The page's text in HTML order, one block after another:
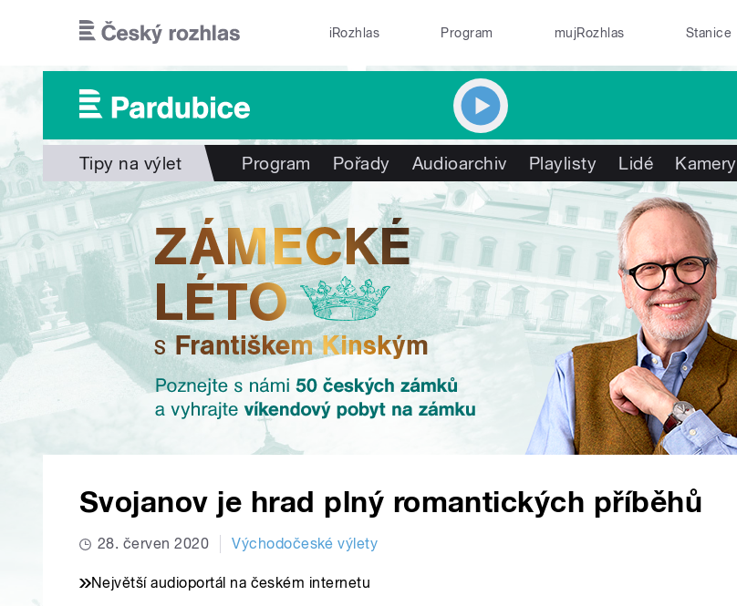
iRozhlas Program mujRozhlas Stanice
Tipy na výlet Program Pořady Audioarchiv Playlisty Lidé Kamery
Svojanov je hrad plný romantických příběhů
28. červen 2020 Východočeské výlety
Největší audioportál na českém internetu